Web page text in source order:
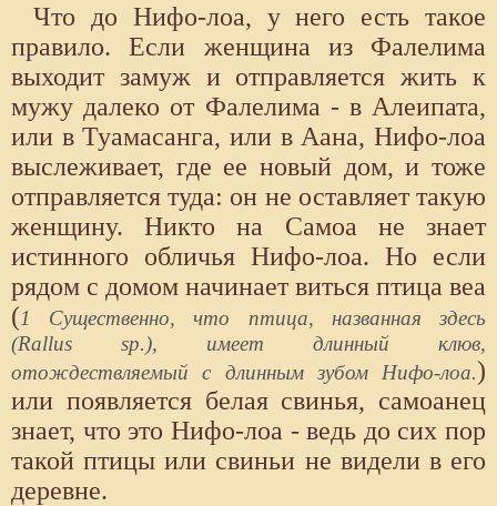
Что до Нифо-лоа, у него есть такое
правило. Если женщина из Фалелима
выходит замуж и отправляется жить к
мужу далеко от Фалелима - в Алеипата,
или в Туамасанга, или в Аана, Нифо-лоа
выслеживает, где ее новый дом, и тоже
отправляется туда: он не оставляет такую
женщину. Никто на Самоа не знает
истинного обличья Нифо-лоа. Но если
рядом с домом начинает виться птица веа
(1 Существенно, что птица, названная здесь
(Rallus sp.), имеет длинный клюв,
отождествляемый с длинным зубом Нифо-лоа.)
или появляется белая свинья, самоанец
знает, что это Нифо-лоа - ведь до сих пор
такой птицы или свиньи не видели в его
деревне.